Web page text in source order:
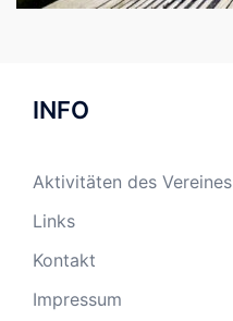
INFO
Aktivitäten des Vereines
Links
Kontakt
Impressum